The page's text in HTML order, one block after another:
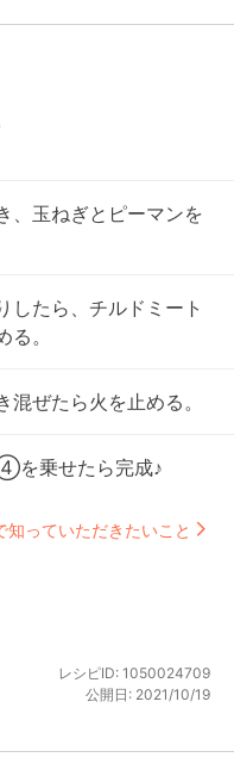
、玉ねぎとピーマンを
したら、チルドミート
。
ぜたら火を止める。
を乗せたら完成♪
知っていただきたいこと
レシピID: 1050024709
公開日: 2021/10/19